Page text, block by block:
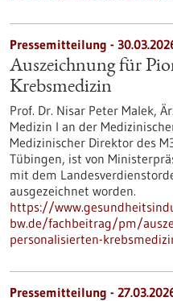
Pressemitteilung -
Auszeichnung für
Krebsmedizin
Prof. Dr. Nisar Peter Malek,
Medizin I an der
Medizinischer Direktor des
Tübingen, ist von
mit dem
ausgezeichnet worden.
https://
bw.de/fachbeitrag/pm/
personalisierten-
Pressemitteilung -